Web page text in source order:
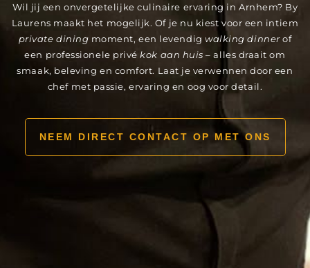
Wil jij een onvergetelijke culinaire ervaring in Arnhem? By
Laurens maakt het mogelijk. Of je nu kiest voor een intiem
private dining moment, een levendigwalking dinnerof
een professionele privé kok aan huis – alles draait om
smaak, beleving en comfort. Laat je verwennen door een
chef met passie, ervaring en oog voor detail.
NEEM DIRECT CONTACT OP MET ONS